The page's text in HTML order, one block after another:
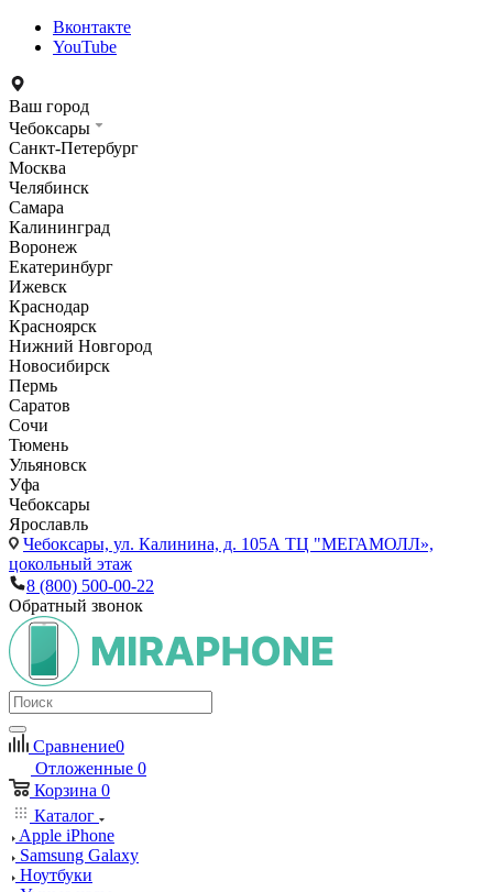
Вконтакте
YouTube
Ваш город
Чебоксары
Санкт-Петербург
Москва
Челябинск
Самара
Калининград
Воронеж
Екатеринбург
Ижевск
Краснодар
Красноярск
Нижний Новгород
Новосибирск
Пермь
Саратов
Сочи
Тюмень
Ульяновск
Уфа
Чебоксары
Ярославль
Чебоксары, ул. Калинина, д. 105А ТЦ "МЕГАМОЛЛ»,
цокольный этаж
8 (800) 500-00-22
Обратный звонок
Сравнение0
Отложенные 0
Корзина 0
Каталог
Apple iPhone
Samsung Galaxy
Ноутбуки